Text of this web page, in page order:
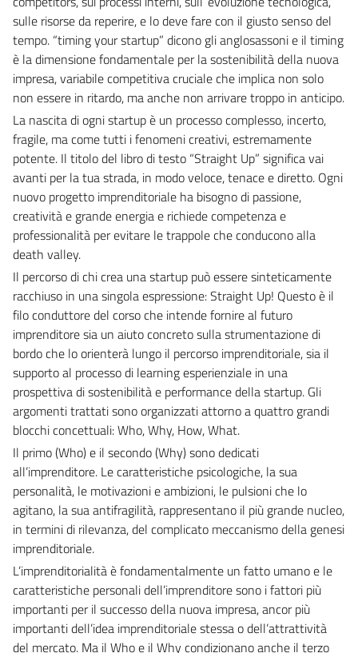
sulle risorse da reperire, e lo deve fare con il giusto senso del
tempo. “timing your startup” dicono gli anglosassoni e il timing
è la dimensione fondamentale per la sostenibilità della nuova
impresa, variabile competitiva cruciale che implica non solo
non essere in ritardo, ma anche non arrivare troppo in anticipo.
La nascita di ogni startup è un processo complesso, incerto,
fragile, ma come tutti i fenomeni creativi, estremamente
potente. Il titolo del libro di testo “Straight Up” significa vai
avanti per la tua strada, in modo veloce, tenace e diretto. Ogni
nuovo progetto imprenditoriale ha bisogno di passione,
creatività e grande energia e richiede competenza e
professionalità per evitare le trappole che conducono alla
death valley.
Il percorso di chi crea una startup può essere sinteticamente
racchiuso in una singola espressione: Straight Up! Questo è il
filo conduttore del corso che intende fornire al futuro
imprenditore sia un aiuto concreto sulla strumentazione di
bordo che lo orienterà lungo il percorso imprenditoriale, sia il
supporto al processo di learning esperienziale in una
prospettiva di sostenibilità e performance della startup. Gli
argomenti trattati sono organizzati attorno a quattro grandi
blocchi concettuali: Who, Why, How, What.
Il primo (Who) e il secondo (Why) sono dedicati
all’imprenditore. Le caratteristiche psicologiche, la sua
personalità, le motivazioni e ambizioni, le pulsioni che lo
agitano, la sua antifragilità, rappresentano il più grande nucleo,
in termini di rilevanza, del complicato meccanismo della genesi
imprenditoriale.
L’imprenditorialità è fondamentalmente un fatto umano e le
caratteristiche personali dell’imprenditore sono i fattori più
importanti per il successo della nuova impresa, ancor più
importanti dell’idea imprenditoriale stessa o dell’attrattività
del mercato. Ma il Who e il Why condizionano anche il terzo